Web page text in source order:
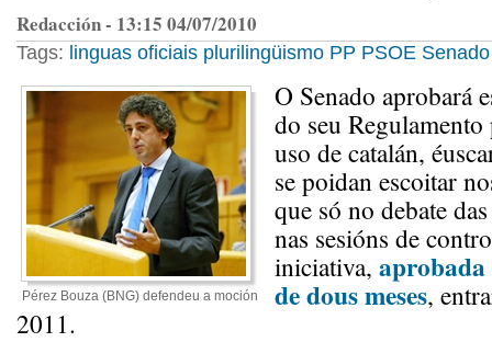
Redacción - 13:15 04/07/2010
Tags: linguas oficiais plurilingüismo PP PSOE Senado
Pérez Bouza (BNG) defendeu a moción
O Senado aprobará
do seu
uso de catalán,
se poidan escoitar
que só no debate
nas sesións de
iniciativa, aprobada
de dous meses,
2011.